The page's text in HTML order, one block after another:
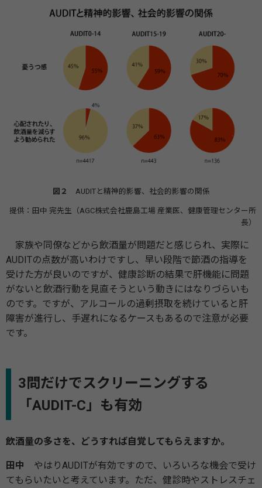
図２ AUDITと精神的影響、社会的影響の関係
提供：田中 完先生（AGC株式会社鹿島工場 産業医、健康管理センター所
長）
家族や同僚などから飲酒量が問題だと感じられ、実際に
AUDITの点数が高いわけですし、早い段階で節酒の指導を
受けた方が良いのですが、健康診断の結果で肝機能に問題
がないと飲酒行動を見直そうという動きにはなりづらいも
のです。ですが、アルコールの過剰摂取を続けていると肝
障害が進行し、手遅れになるケースもあるので注意が必要
です。
3問だけでスクリーニングする
「AUDIT-C」も有効
飲酒量の多さを、どうすれば自覚してもらえますか。
田中
やはりAUDITが有効ですので、いろいろな機会で受け
てもらいたいと考えています。ただ、健診時やストレスチェ